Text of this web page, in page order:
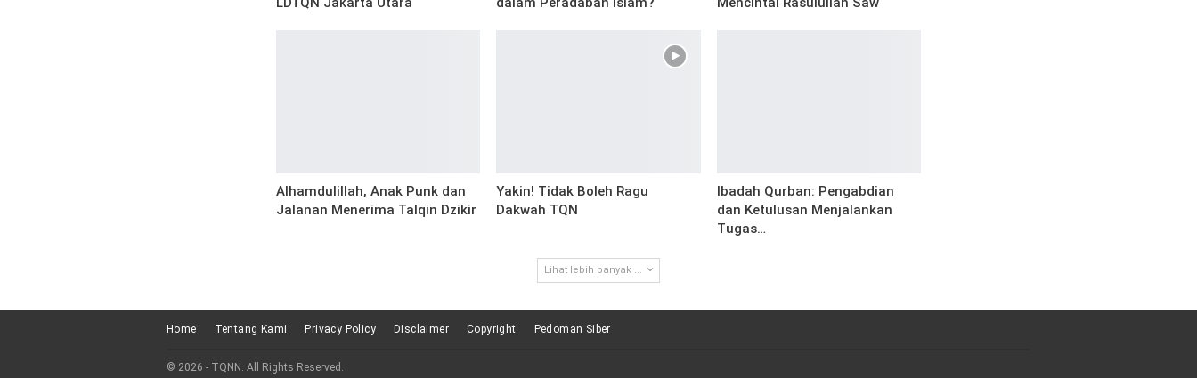
Alhamdulillah, Anak Punk dan
Jalanan Menerima Talqin Dzikir
Yakin! Tidak Boleh Ragu
Dakwah TQN
Ibadah Qurban: Pengabdian
dan Ketulusan Menjalankan
Tugas…
Lihat lebih banyak ...
Home Tentang Kami Privacy Policy Disclaimer Copyright Pedoman Siber
© 2026 - TQNN. All Rights Reserved.